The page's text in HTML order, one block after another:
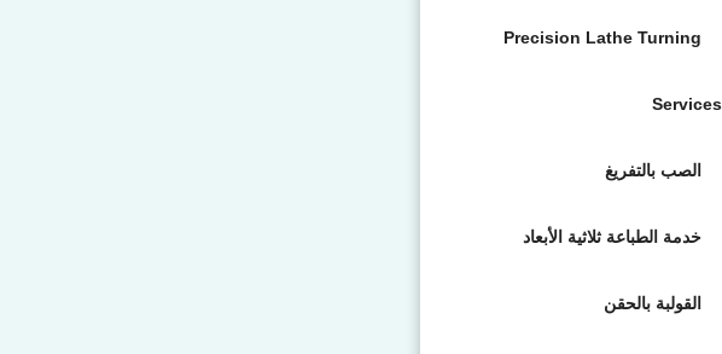
Precision Lathe Turning
Services
الصب بالتفريغ
خدمة الطباعة ثلاثية الأبعاد
القولبة بالحقن